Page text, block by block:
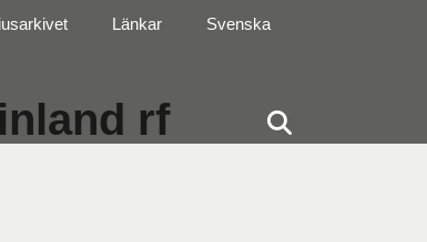
rf
Länkar Svenska